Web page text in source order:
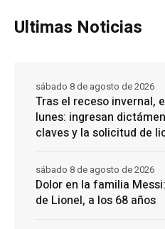
Ultimas Noticias
Tras el receso invernal,
lunes: ingresan
claves y la solicitud de
sábado 8 de agosto de 2026
Dolor en la familia
de Lionel, a los 68 años
sábado 8 de agosto de 2026